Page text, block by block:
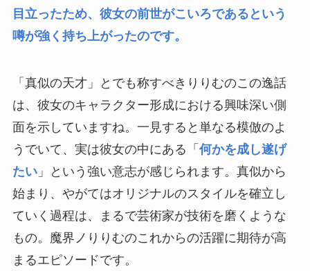
目立ったため、彼女の前世がこいろであるという
噂が強く持ち上がったのです。
「真似の天才」とでも称すべきりりむのこの逸話
は、彼女のキャラクター形成における興味深い側
面を示していますね。一見すると単なる模倣のよ
うでいて、実は彼女の中にある「 何かを成し遂げ
たい」という強い意志が感じられます。真似から
始まり、やがてはオリジナルのスタイルを確立し
ていく過程は、まるで芸術家が技術を磨くような
もの。魔界ノりりむのこれからの活躍に期待が高
まるエピソードです。